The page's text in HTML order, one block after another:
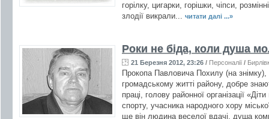
горілку, цигарки, горішки, чіпси,
злодії викрали... читати далі ...»
Роки не біда, коли душа
21 Березня 2012, 23:26 / Персоналії /
Прокопа Павловича Похилу (на
громадському житті району, добре
праці, голову районної організації
спорту, учасника народного хору
ще він людина веселої вдачі, душа